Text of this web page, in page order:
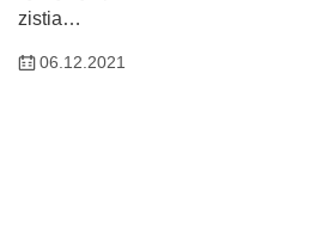
zistia…
06.12.2021